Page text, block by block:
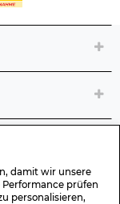
damit wir unsere
prüfen
personalisieren,